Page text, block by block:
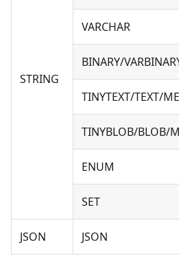
STRING
VARCHAR
BINARY/
TINYTEXT/TEXT/
TINYBLOB/BLOB/
ENUM
SET
JSON JSON